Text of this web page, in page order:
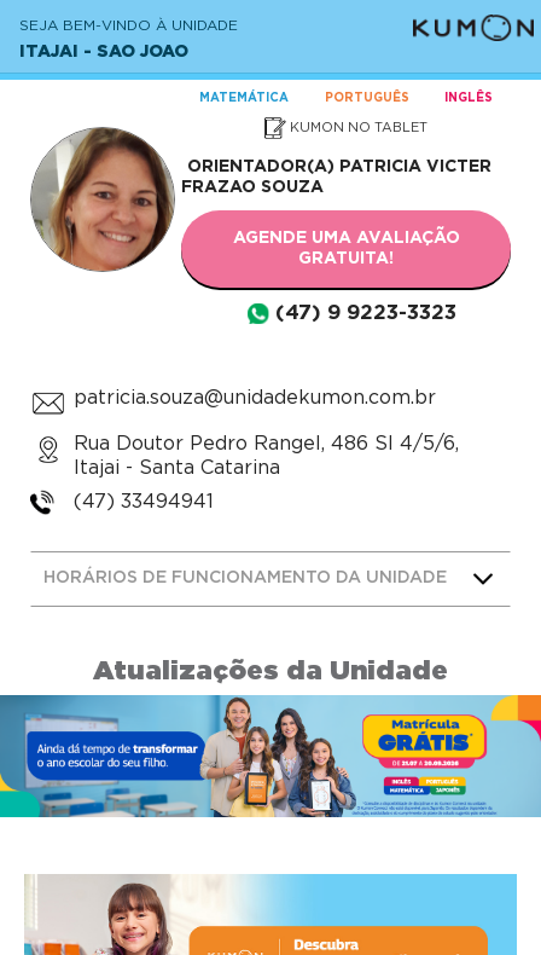
SEJA BEM-VINDO À UNIDADE
ITAJAI - SAO JOAO
MATEMÁTICA PORTUGUÊS INGLÊS
KUMON NO TABLET
ORIENTADOR(A) PATRICIA VICTER
FRAZAO SOUZA
AGENDE UMA AVALIAÇÃO
GRATUITA!
(47) 9 9223-3323
patricia.souza@unidadekumon.com.br
Rua Doutor Pedro Rangel, 486 Sl 4/5/6,
Itajai - Santa Catarina
(47) 33494941
HORÁRIOS DE FUNCIONAMENTO DA UNIDADE
Atualizações da Unidade